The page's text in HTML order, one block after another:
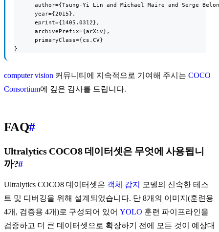
author={Tsung-Yi Lin and Michael Maire and Serge
      year={2015},
      eprint={1405.0312},
      archivePrefix={arXiv},
      primaryClass={cs.CV}
}
computer vision 커뮤니티에 지속적으로 기여해 주시는 COCO
Consortium에 깊은 감사를 드립니다.
FAQ#
Ultralytics COCO8 데이터셋은 무엇에 사용됩니
까?#
Ultralytics COCO8 데이터셋은 객체 감지
모델의 신속한 테스
트 및 디버깅을 위해 설계되었습니다. 단 8개의 이미지(훈련용
4개, 검증용 4개)로 구성되어 있어 YOLO 훈련 파이프라인을
검증하고 더 큰 데이터셋으로 확장하기 전에 모든 것이 예상대